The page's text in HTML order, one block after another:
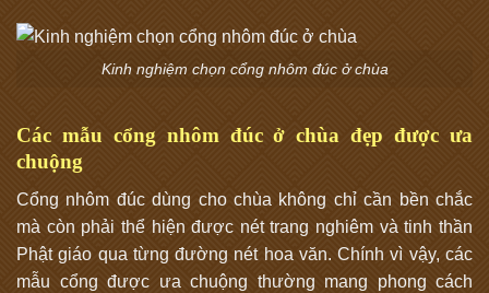
Kinh nghiệm chọn cổng nhôm đúc ở chùa
Các mẫu cổng nhôm đúc ở chùa đẹp được ưa
chuộng
Cổng nhôm đúc dùng cho chùa không chỉ cần bền chắc
mà còn phải thể hiện được nét trang nghiêm và tinh thần
Phật giáo qua từng đường nét hoa văn. Chính vì vậy, các
mẫu cổng được ưa chuộng thường mang phong cách